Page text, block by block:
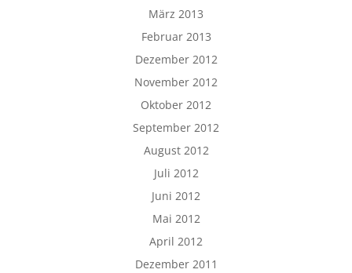
März 2013
Februar 2013
Dezember 2012
November 2012
Oktober 2012
September 2012
August 2012
Juli 2012
Juni 2012
Mai 2012
April 2012
Dezember 2011